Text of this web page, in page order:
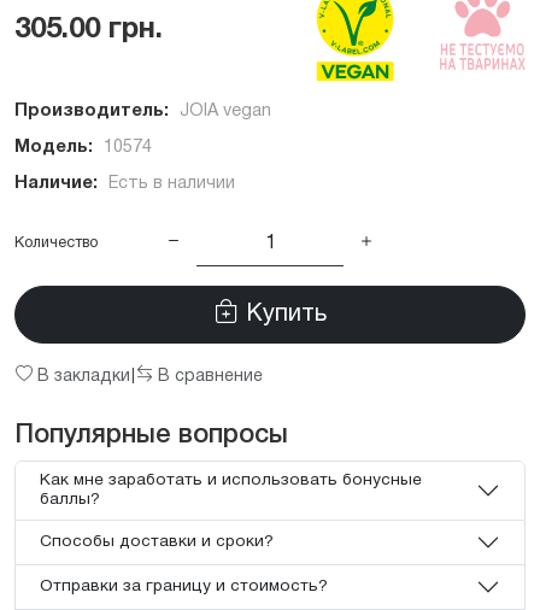
305.00 грн.
Производитель: JOIA vegan
Модель: 10574
Наличие: Есть в наличии
Количество
Купить
В закладки В сравнение
Популярные вопросы
Как мне заработать и использовать бонусные
баллы?
Способы доставки и сроки?
Отправки за границу и стоимость?